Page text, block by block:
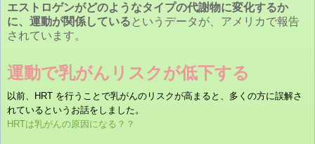
エストロゲンがどのようなタイプの代謝物に変化するか
に、運動が関係している というデータが、アメリカで報告
されています。
運動で乳がんリスクが低下する
以前、HRT を行うことで乳がんのリスクが高まると、多くの方に誤解さ
れているというお話をしました。
HRTは乳がんの原因になる？？